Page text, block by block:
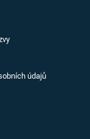
údajů